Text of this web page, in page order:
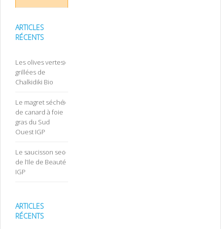
ARTICLES
RÉCENTS
Les olives vertes
grillées de
Chalkidiki Bio
Le magret séché
de canard à foie
gras du Sud
Ouest IGP
Le saucisson sec
de l’Ile de Beauté
IGP
ARTICLES
RÉCENTS